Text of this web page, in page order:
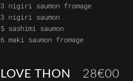
3 nigiri saumon fromage
3 nigiri saumon
5 sashimi saumon
6 maki saumon fromage
LOVE THON 28€00